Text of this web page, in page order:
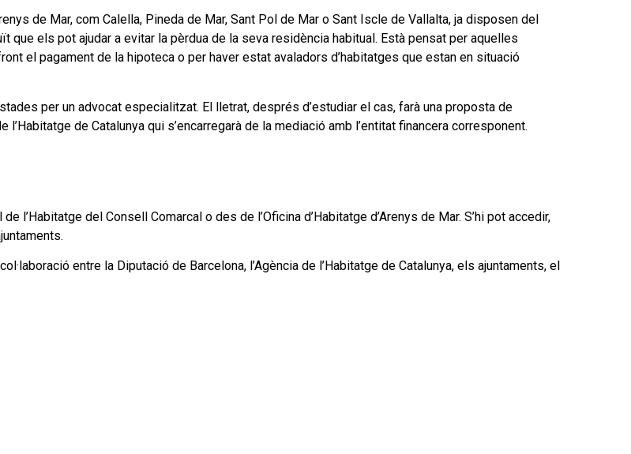
de Mar, com Calella, Pineda de Mar, Sant Pol de Mar o Sant Iscle de Vallalta, ja disposen del
que els pot ajudar a evitar la pèrdua de la seva residència habitual. Està pensat per aquelles
el pagament de la hipoteca o per haver estat avaladors d’habitatges que estan en situació
per un advocat especialitzat. El lletrat, després d’estudiar el cas, farà una proposta de
de Catalunya qui s’encarregarà de la mediació amb l’entitat financera corresponent.
l’Habitatge del Consell Comarcal o des de l’Oficina d’Habitatge d’Arenys de Mar. S’hi pot accedir,
entre la Diputació de Barcelona, l’Agència de l’Habitatge de Catalunya, els ajuntaments, el